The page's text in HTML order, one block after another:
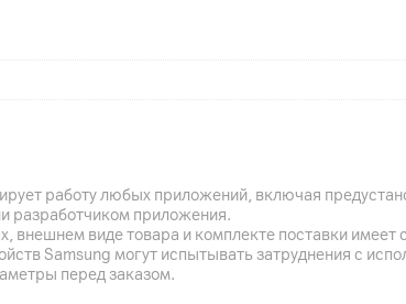
работу любых приложений, включая
разработчиком приложения.
внешнем виде товара и комплекте поставки
Samsung могут испытывать затруднения с
перед заказом.